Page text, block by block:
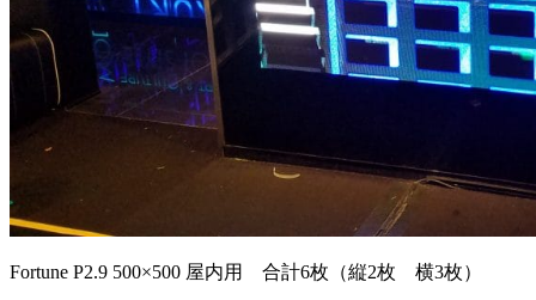
Fortune P2.9 500×500 屋内用 合計6枚（縦2枚 横3枚）